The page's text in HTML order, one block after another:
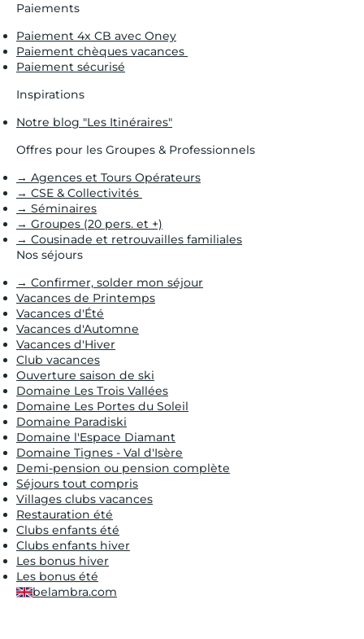
Paiements
Paiement 4x CB avec Oney
Paiement chèques vacances
Paiement sécurisé
Inspirations
Notre blog "Les Itinéraires"
Offres pour les Groupes & Professionnels
→ Agences et Tours Opérateurs
→ CSE & Collectivités
→ Séminaires
→ Groupes (20 pers. et +)
→ Cousinade et retrouvailles familiales
Nos séjours
→ Confirmer, solder mon séjour
Vacances de Printemps
Vacances d'Été
Vacances d'Automne
Vacances d'Hiver
Club vacances
Ouverture saison de ski
Domaine Les Trois Vallées
Domaine Les Portes du Soleil
Domaine Paradiski
Domaine l'Espace Diamant
Domaine Tignes - Val d'Isère
Demi-pension ou pension complète
Séjours tout compris
Villages clubs vacances
Restauration été
Clubs enfants été
Clubs enfants hiver
Les bonus hiver
Les bonus été
belambra.com